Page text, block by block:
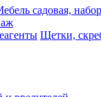
садовая,
Щетки,